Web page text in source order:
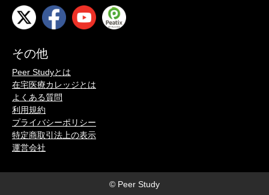
その他
Peer Studyとは
在宅医療カレッジとは
よくある質問
利用規約
プライバシーポリシー
特定商取引法上の表示
運営会社
© Peer Study